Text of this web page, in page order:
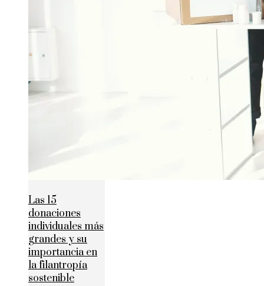
Las 15
donaciones
individuales más
grandes y su
importancia en
la filantropía
sostenible